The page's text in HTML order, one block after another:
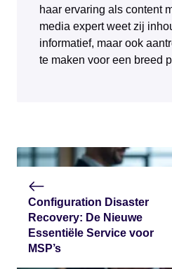
haar ervaring als content
media expert weet zij
informatief, maar ook
te maken voor een breed
Configuration Disaster
Recovery: De Nieuwe
Essentiële Service voor
MSP’s